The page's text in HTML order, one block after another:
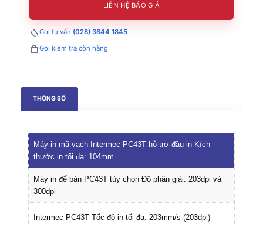
LIÊN HỆ BÁO GIÁ
Gọi tư vấn (028) 3844 1845
Gọi kiểm tra còn hàng
THÔNG SỐ
Máy in mã vạch Intermec PC43T hỗ trợ đầu in Kích
thước in tối đa: 104mm
Máy in để bàn PC43T tùy chọn Độ phân giải: 203dpi và
300dpi
Intermec PC43T Tốc độ in tối đa: 203mm/s (203dpi)